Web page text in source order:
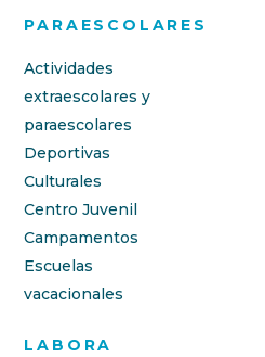
PARAESCOLARES
Actividades
extraescolares y
paraescolares
Deportivas
Culturales
Centro Juvenil
Campamentos
Escuelas
vacacionales
LABORA